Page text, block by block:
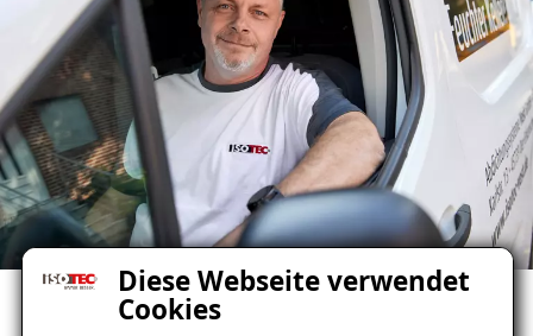
Diese Webseite verwendet
Cookies